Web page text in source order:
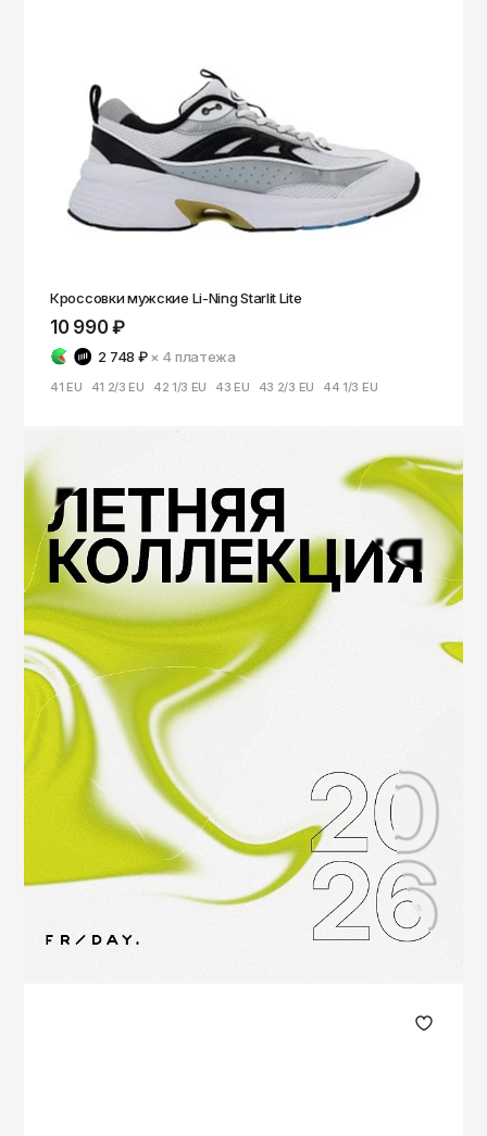
Кроссовки мужские Li-Ning Starlit Lite
10 990 ₽
2 748 ₽ × 4платежа
41 EU 41 2/3 EU 42 1/3 EU 43 EU 43 2/3 EU 44 1/3 EU